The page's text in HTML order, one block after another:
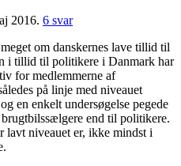
2016. 6 svar
om danskernes lave tillid til
i tillid til politikere i Danmark har
for medlemmerne af
på linje med niveauet
en enkelt undersøgelse pegede
end til politikere.
lavt niveauet er, ikke mindst i